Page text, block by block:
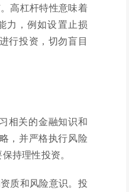
高杠杆特性意味着
力，例如设置止损
行投资，切勿盲目
相关的金融知识和
，并严格执行风险
持理性投资。
质和风险意识。投